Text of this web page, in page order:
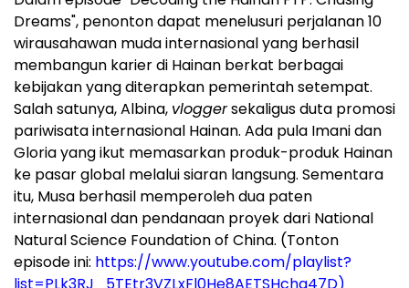
Dreams", penonton dapat menelusuri perjalanan 10
wirausahawan muda internasional yang berhasil
membangun karier di Hainan berkat berbagai
kebijakan yang diterapkan pemerintah setempat.
Salah satunya, Albina, vloggersekaligus duta promosi
pariwisata internasional Hainan. Ada pula Imani dan
Gloria yang ikut memasarkan produk-produk Hainan
ke pasar global melalui siaran langsung. Sementara
itu, Musa berhasil memperoleh dua paten
internasional dan pendanaan proyek dari National
Natural Science Foundation of China. (Tonton
episode ini: https://www.youtube.com/playlist?
list=PLk3RJ_5TEtr3VZLxFl0He8AETSHcha47D)